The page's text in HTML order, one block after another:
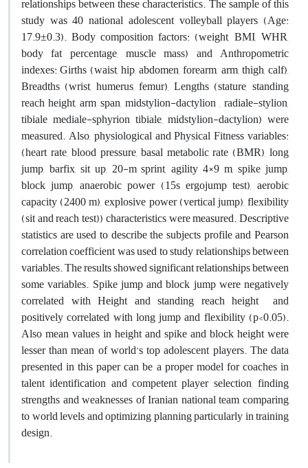
study was 40 national adolescent volleyball players (Age:
17.9±0.3). Body composition factors: (weight, BMI, WHR,
body fat percentage, muscle mass) and Anthropometric
indexes: Girths (waist, hip, abdomen, forearm, arm, thigh, calf),
Breadths (wrist, humerus, femur), Lengths (stature, standing
reach height, arm span, midstylion-dactylion , radiale-stylion,
tibiale mediale-sphyrion tibiale, midstylion-dactylion) were
measured. Also, physiological and Physical Fitness variables:
(heart rate, blood pressure, basal metabolic rate (BMR), long
jump, barfix, sit up, 20-m sprint, agility 4×9 m, spike jump,
block jump, anaerobic power (15s ergojump test), aerobic
capacity (2400 m), explosive power (vertical jump), flexibility
(sit and reach test)) characteristics were measured. Descriptive
statistics are used to describe the subjects profile and Pearson
correlation coefficient was used to study relationships between
variables. The results showed significant relationships between
some variables. Spike jump and block jump were negatively
correlated with Height and standing reach height and
positively correlated with long jump and flexibility (p<0.05).
Also mean values in height and spike and block height were
lesser than mean of world’s top adolescent players. The data
presented in this paper can be a proper model for coaches in
talent identification and competent player selection, finding
strengths and weaknesses of Iranian national team comparing
to world levels and optimizing planning particularly in training
design.